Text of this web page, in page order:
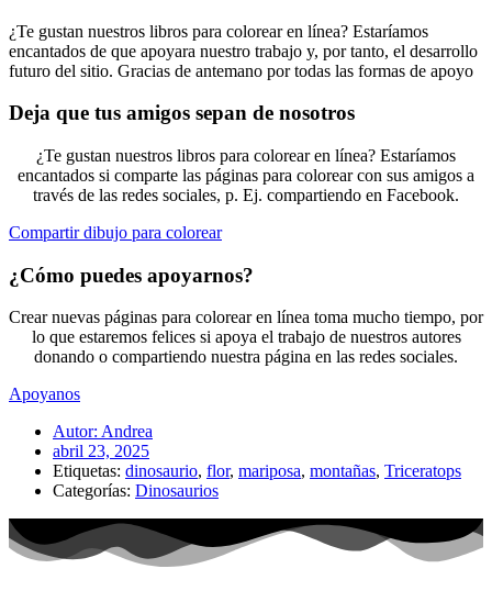
¿Te gustan nuestros libros para colorear en línea? Estaríamos
encantados de que apoyara nuestro trabajo y, por tanto, el desarrollo
futuro del sitio. Gracias de antemano por todas las formas de apoyo
Deja que tus amigos sepan de nosotros
¿Te gustan nuestros libros para colorear en línea? Estaríamos
encantados si comparte las páginas para colorear con sus amigos a
través de las redes sociales, p. Ej. compartiendo en Facebook.
Compartir dibujo para colorear
¿Cómo puedes apoyarnos?
Crear nuevas páginas para colorear en línea toma mucho tiempo, por
lo que estaremos felices si apoya el trabajo de nuestros autores
donando o compartiendo nuestra página en las redes sociales.
Apoyanos
Autor: Andrea
abril 23, 2025
Etiquetas: dinosaurio, flor, mariposa, montañas, Triceratops
Categorías: Dinosaurios